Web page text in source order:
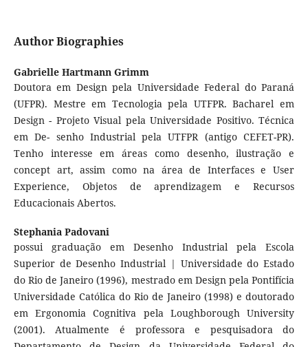
Author Biographies
Gabrielle Hartmann Grimm
Doutora em Design pela Universidade Federal do Paraná
(UFPR). Mestre em Tecnologia pela UTFPR. Bacharel em
Design - Projeto Visual pela Universidade Positivo. Técnica
em De- senho Industrial pela UTFPR (antigo CEFET-PR).
Tenho interesse em áreas como desenho, ilustração e
concept art, assim como na área de Interfaces e User
Experience, Objetos de aprendizagem e Recursos
Educacionais Abertos.
Stephania Padovani
possui graduação em Desenho Industrial pela Escola
Superior de Desenho Industrial | Universidade do Estado
do Rio de Janeiro (1996), mestrado em Design pela Pontifícia
Universidade Católica do Rio de Janeiro (1998) e doutorado
em Ergonomia Cognitiva pela Loughborough University
(2001). Atualmente é professora e pesquisadora do